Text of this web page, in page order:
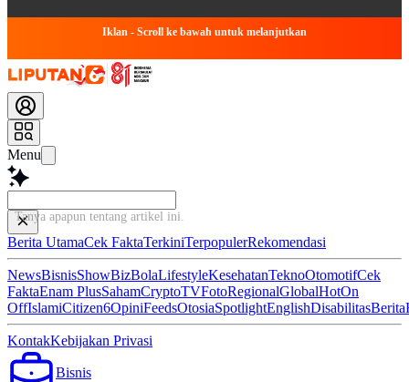
Iklan - Scroll ke bawah untuk melanjutkan
Menu
Tanya apapun tentang artikel ini...
Berita UtamaCek FaktaTerkiniTerpopulerRekomendasi
NewsBisnisShowBizBolaLifestyleKesehatanTeknoOtomotifCek
FaktaEnam PlusSahamCryptoTVFotoRegionalGlobalHotOn
OffIslamiCitizen6OpiniFeedsOtosiaSpotlightEnglishDisabilitasBerita
KontakKebijakan Privasi
Bisnis